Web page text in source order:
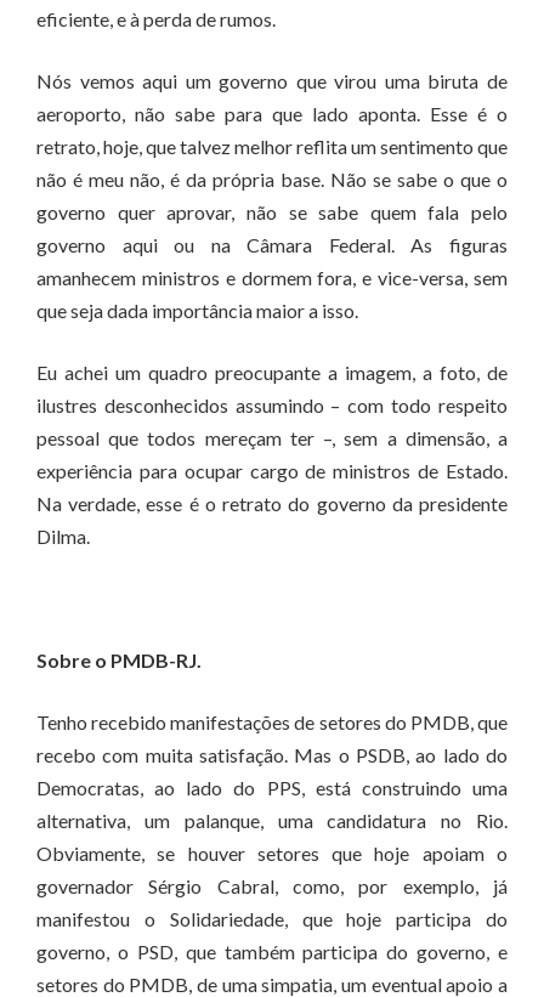
eficiente, e à perda de rumos.
Nós vemos aqui um governo que virou uma biruta de
aeroporto, não sabe para que lado aponta. Esse é o
retrato, hoje, que talvez melhor reflita um sentimento que
não é meu não, é da própria base. Não se sabe o que o
governo quer aprovar, não se sabe quem fala pelo
governo aqui ou na Câmara Federal. As figuras
amanhecem ministros e dormem fora, e vice-versa, sem
que seja dada importância maior a isso.
Eu achei um quadro preocupante a imagem, a foto, de
ilustres desconhecidos assumindo – com todo respeito
pessoal que todos mereçam ter –, sem a dimensão, a
experiência para ocupar cargo de ministros de Estado.
Na verdade, esse é o retrato do governo da presidente
Dilma.
Sobre o PMDB-RJ.
Tenho recebido manifestações de setores do PMDB, que
recebo com muita satisfação. Mas o PSDB, ao lado do
Democratas, ao lado do PPS, está construindo uma
alternativa, um palanque, uma candidatura no Rio.
Obviamente, se houver setores que hoje apoiam o
governador Sérgio Cabral, como, por exemplo, já
manifestou o Solidariedade, que hoje participa do
governo, o PSD, que também participa do governo, e
setores do PMDB, de uma simpatia, um eventual apoio a